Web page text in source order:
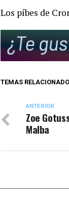
Los píbes de
TEMAS
ANTERIOR
Zoe
Malba